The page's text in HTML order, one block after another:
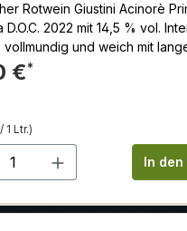
Rotwein Giustini Acinorè
D.O.C. 2022 mit 14,5 % vol.
vollmundig und weich mit
€*
/ 1 Ltr.)
Anzahl: GibIn